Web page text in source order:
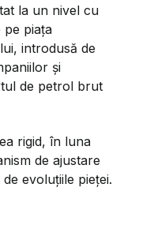
la un nivel cu
pe piața
introdusă de
și
de petrol brut
rigid, în luna
de ajustare
evoluțiile pieței.